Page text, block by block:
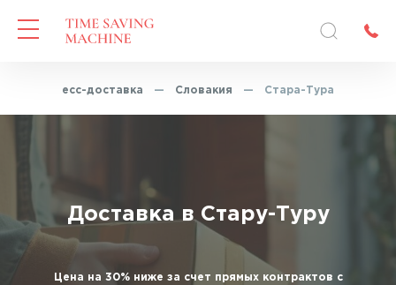
Экспресс-доставка — Словакия — Стара-Тура
Доставка в Стару-Туру
Цена на 30% ниже за счет прямых контрактов с